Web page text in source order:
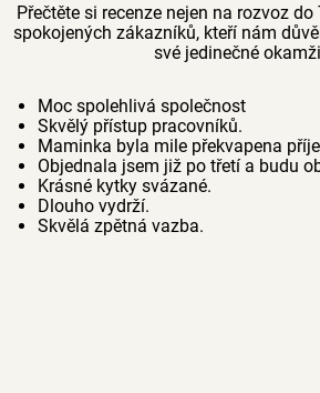
Přečtěte si recenze nejen na rozvoz
spokojených zákazníků, kteří nám
své jedinečné
Moc spolehlivá společnost
Skvělý přístup pracovníků.
Maminka byla mile překvapena
Objednala jsem již po třetí a budu
Krásné kytky svázané.
Dlouho vydrží.
Skvělá zpětná vazba.